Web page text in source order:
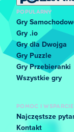
POPULARNY
Gry
Gry .io
Gry dla Dwojga
Gry Puzzle
Gry Przebieranki
Wszystkie gry
POMOC I WSPARCIE
Najczęstsze
Kontakt